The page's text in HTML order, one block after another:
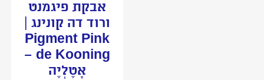
אבקת פיגמנט
ורוד דה קונינג |
Pigment Pink
de Kooning –
אָטֶלְיֶה